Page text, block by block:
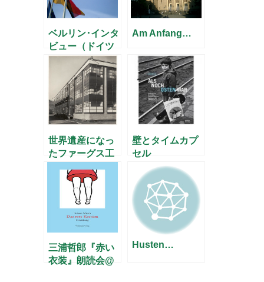
ベルリン･インタ
ビュー（ドイツ
語版から先に）
Am Anfang…
世界遺産になっ
たファーグス工
壁とタイムカプ
セル
三浦哲郎『赤い
衣装』朗読会@
Husten…